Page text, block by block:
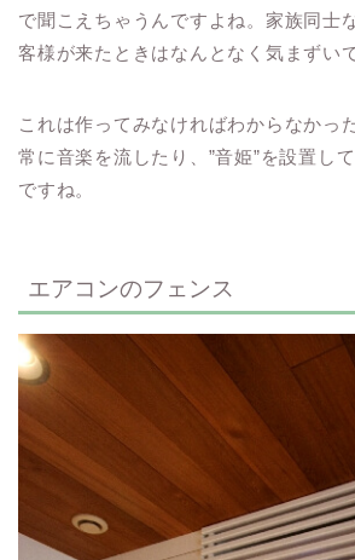
で聞こえちゃうんですよね。家族同士
客様が来たときはなんとなく気まずい
これは作ってみなければわからなかっ
常に音楽を流したり、”音姫”を設置し
ですね。
エアコンのフェンス